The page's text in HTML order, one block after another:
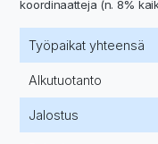
koordinaatteja (n. 8%
Työpaikat yhteensä
Alkutuotanto
Jalostus